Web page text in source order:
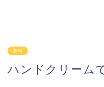
美容
ハンドクリーム